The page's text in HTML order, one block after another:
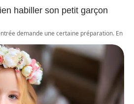
habiller son petit garçon
demande une certaine préparation. En